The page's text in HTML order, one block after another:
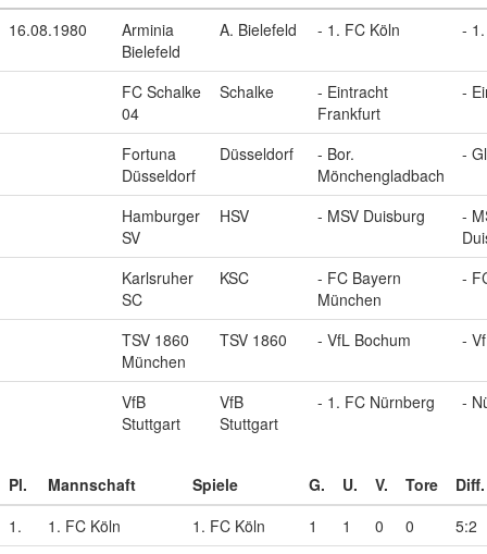
16.08.1980
Arminia
Bielefeld
A. Bielefeld - 1. FC Köln -
FC Schalke
04
Schalke
- Eintracht
Frankfurt
-
Fortuna
Düsseldorf
Düsseldorf
- Bor.
Mönchengladbach
-
Hamburger
SV
HSV - MSV Duisburg
-
Karlsruher
SC
KSC
- FC Bayern
München
-
TSV 1860
München
TSV 1860 - VfL Bochum -
VfB
Stuttgart
VfB
Stuttgart
- 1. FC Nürnberg -
Pl. Mannschaft Spiele G. U. V. Tore
Diff.
1.
1. FC Köln 1. FC Köln 1 1 0 0
5:2